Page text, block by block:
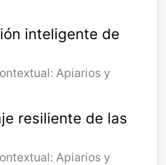
inteligente de
Apiarios y
resiliente de las
Apiarios y